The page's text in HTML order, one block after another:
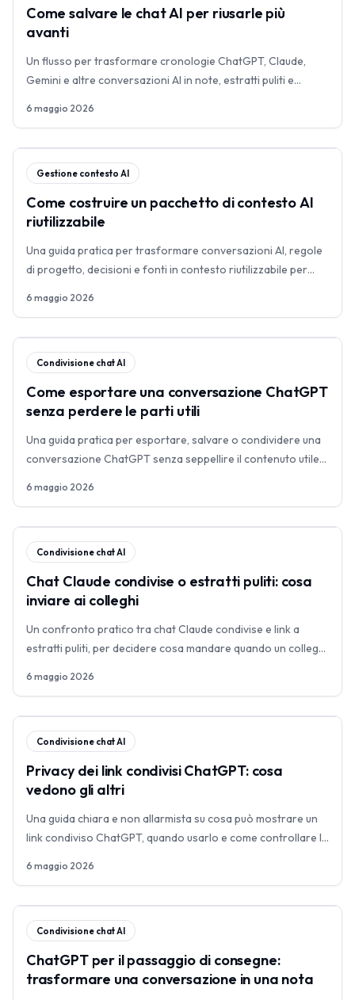
Come salvare le chat AI per riusarle più
avanti
Un flusso per trasformare cronologie ChatGPT, Claude,
Gemini e altre conversazioni AI in note, estratti puliti e
6 maggio 2026
Gestione contesto AI
Come costruire un pacchetto di contesto AI
riutilizzabile
Una guida pratica per trasformare conversazioni AI, regole
di progetto, decisioni e fonti in contesto riutilizzabile per
6 maggio 2026
Condivisione chat AI
Come esportare una conversazione ChatGPT
senza perdere le parti utili
Una guida pratica per esportare, salvare o condividere una
conversazione ChatGPT senza seppellire il contenuto utile
6 maggio 2026
Condivisione chat AI
Chat Claude condivise o estratti puliti: cosa
inviare ai colleghi
Un confronto pratico tra chat Claude condivise e link a
estratti puliti, per decidere cosa mandare quando un collega
6 maggio 2026
Condivisione chat AI
Privacy dei link condivisi ChatGPT: cosa
vedono gli altri
Una guida chiara e non allarmista su cosa può mostrare un
link condiviso ChatGPT, quando usarlo e come controllare la
6 maggio 2026
Condivisione chat AI
ChatGPT per il passaggio di consegne:
trasformare una conversazione in una nota